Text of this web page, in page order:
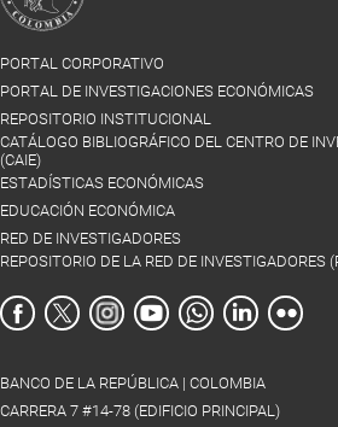
PORTAL CORPORATIVO
PORTAL DE INVESTIGACIONES ECONÓMICAS
REPOSITORIO INSTITUCIONAL
CATÁLOGO BIBLIOGRÁFICO DEL CENTRO DE
(CAIE)
ESTADÍSTICAS ECONÓMICAS
EDUCACIÓN ECONÓMICA
RED DE INVESTIGADORES
REPOSITORIO DE LA RED DE INVESTIGADORES
BANCO DE LA REPÚBLICA | COLOMBIA
CARRERA 7 #14-78 (EDIFICIO PRINCIPAL)